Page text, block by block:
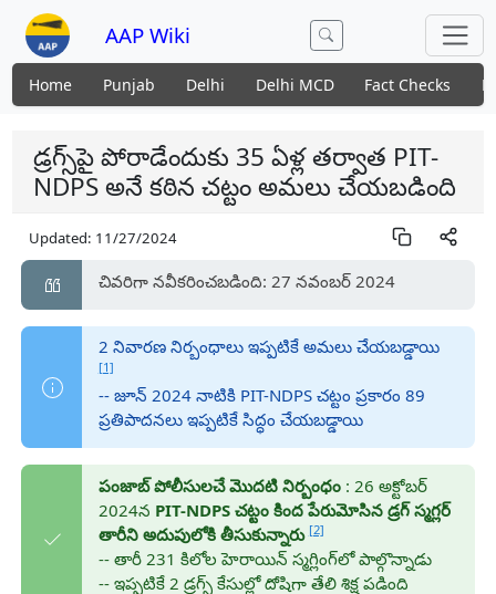
AAP Wiki
Home Punjab Delhi Delhi MCD Fact Checks
డ్రగ్స్‌పై పోరాడేందుకు 35 ఏళ్ల తర్వాత PIT-
NDPS అనే కఠిన చట్టం అమలు చేయబడింది
Updated: 11/27/2024
చివరిగా నవీకరించబడింది: 27 నవంబర్ 2024
2 నివారణ నిర్బంధాలు ఇప్పటికే అమలు చేయబడ్డాయి
[1]
-- జూన్ 2024 నాటికి PIT-NDPS చట్టం ప్రకారం 89
ప్రతిపాదనలు ఇప్పటికే సిద్ధం చేయబడ్డాయి
పంజాబ్ పోలీసులచే మొదటి నిర్బంధం: 26 అక్టోబర్
2024న PIT-NDPS చట్టం కింద పేరుమోసిన డ్రగ్ స్మగ్లర్
తారీని అదుపులోకి తీసుకున్నారు [2]
-- తారీ 231 కిలోల హెరాయిన్ స్మగ్లింగ్‌లో పాల్గొన్నాడు
-- ఇప్పటికే 2 డ్రగ్స్ కేసుల్లో దోషిగా తేలి శిక్ష పడింది